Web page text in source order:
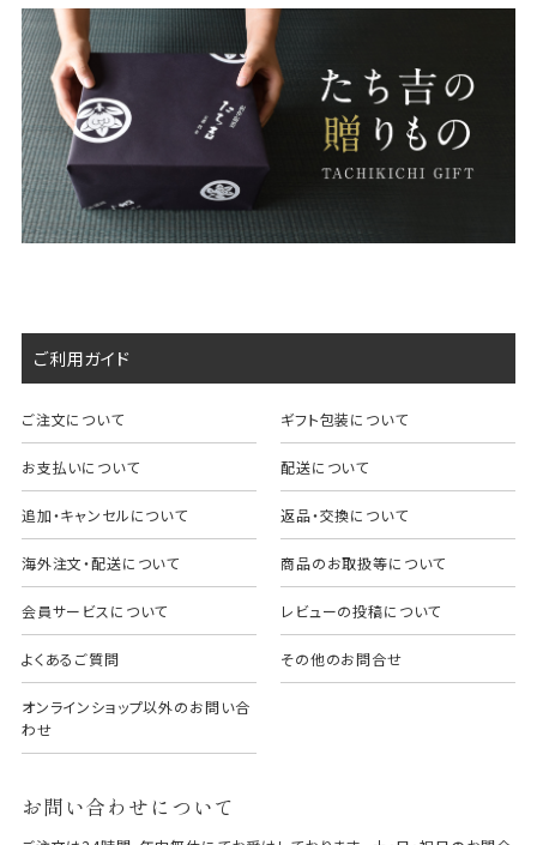
ご利用ガイド
ご注文について ギフト包装について
お支払いについて 配送について
追加・キャンセルについて 返品・交換について
海外注文・配送について 商品のお取扱等について
会員サービスについて レビューの投稿について
よくあるご質問 その他のお問合せ
オンラインショップ以外のお問い合
わせ
お問い合わせについて